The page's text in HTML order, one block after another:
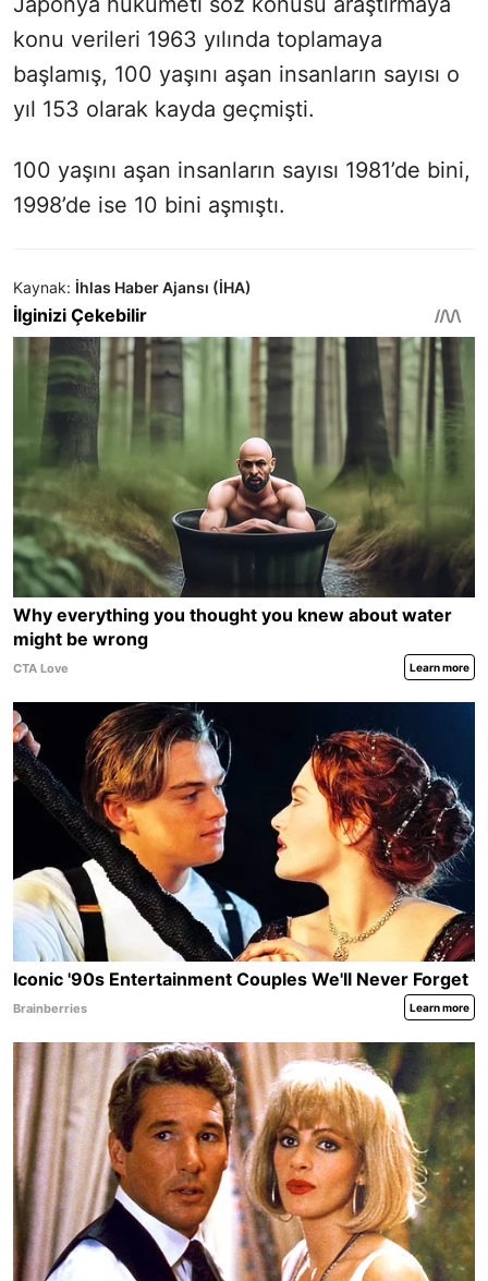
konu verileri 1963 yılında toplamaya
başlamış, 100 yaşını aşan insanların sayısı o
yıl 153 olarak kayda geçmişti.
100 yaşını aşan insanların sayısı 1981’de bini,
1998’de ise 10 bini aşmıştı.
Kaynak: İhlas Haber Ajansı (İHA)